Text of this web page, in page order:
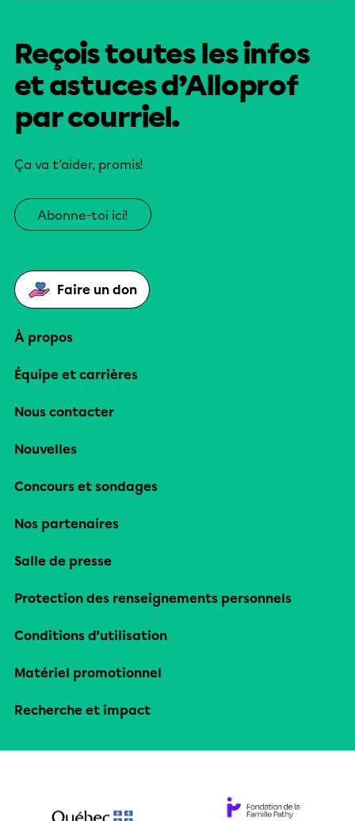
Reçois toutes les infos
et astuces d’Alloprof
par courriel.
Ça va t’aider, promis!
Abonne-toi ici!
Faire un don
À propos
Équipe et carrières
Nous contacter
Nouvelles
Concours et sondages
Nos partenaires
Salle de presse
Protection des renseignements personnels
Conditions d’utilisation
Matériel promotionnel
Recherche et impact